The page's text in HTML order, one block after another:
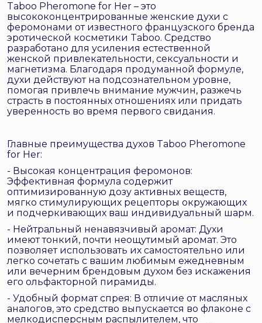
Taboo Pheromone for Her – это
высококонцентрированные женские духи с
феромонами от известного французского бренда
эротической косметики Taboo. Средство
разработано для усиления естественной
женской привлекательности, сексуальности и
магнетизма. Благодаря продуманной формуле,
духи действуют на подсознательном уровне,
помогая привлечь внимание мужчин, разжечь
страсть в постоянных отношениях или придать
уверенность во время первого свидания.
Главные преимущества духов Taboo Pheromone
for Her:
- Высокая концентрация феромонов:
Эффективная формула содержит
оптимизированную дозу активных веществ,
мягко стимулирующих рецепторы окружающих
и подчеркивающих ваш индивидуальный шарм.
- Нейтральный ненавязчивый аромат: Духи
имеют тонкий, почти неощутимый аромат. Это
позволяет использовать их самостоятельно или
легко сочетать с вашим любимым ежедневным
или вечерним брендовым духом без искажения
его ольфакторной пирамиды.
- Удобный формат спрея: В отличие от масляных
аналогов, это средство выпускается во флаконе с
мелкодисперсным распылителем, что